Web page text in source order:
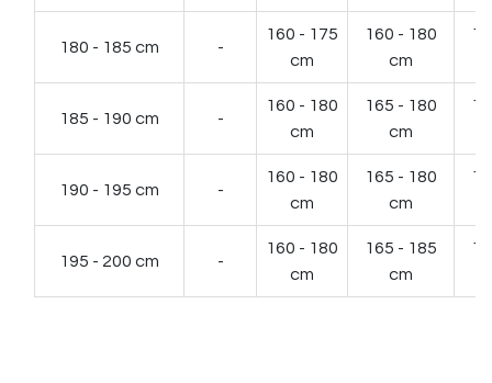
180 - 185 cm -
160 - 175
cm
160 - 180
cm
185 - 190 cm -
160 - 180
cm
165 - 180
cm
190 - 195 cm -
160 - 180
cm
165 - 180
cm
195 - 200 cm -
160 - 180
cm
165 - 185
cm